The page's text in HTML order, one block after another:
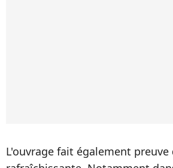
L'ouvrage fait également